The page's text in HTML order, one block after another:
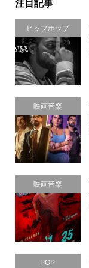
注目記事
ヒップホップ
映画音楽
映画音楽
POP